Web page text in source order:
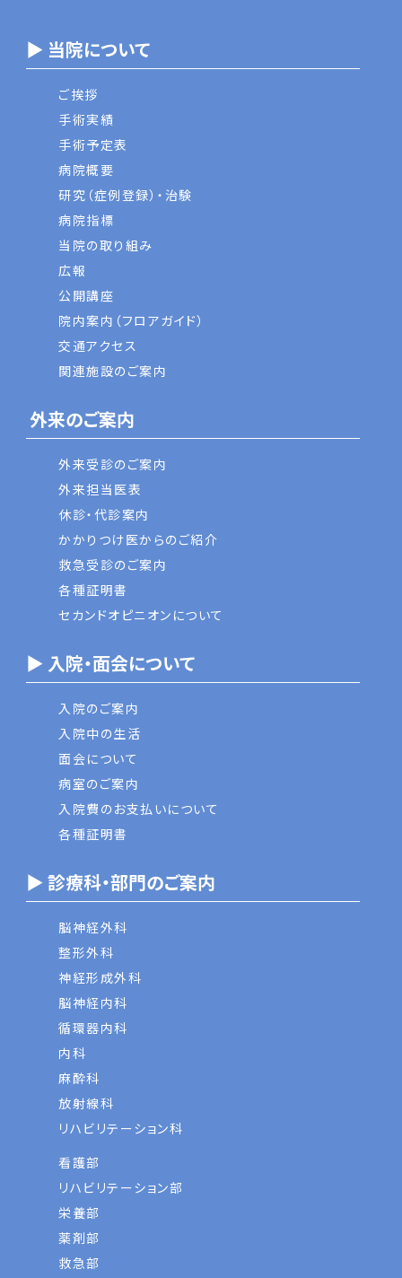
▶ 当院について
ご挨拶
手術実績
手術予定表
病院概要
研究（症例登録）・治験
病院指標
当院の取り組み
広報
公開講座
院内案内（フロアガイド）
交通アクセス
関連施設のご案内
外来のご案内
外来受診のご案内
外来担当医表
休診・代診案内
かかりつけ医からのご紹介
救急受診のご案内
各種証明書
セカンドオピニオンについて
▶ 入院・面会について
入院のご案内
入院中の生活
面会について
病室のご案内
入院費のお支払いについて
各種証明書
▶ 診療科・部門のご案内
脳神経外科
整形外科
神経形成外科
脳神経内科
循環器内科
内科
麻酔科
放射線科
リハビリテーション科
看護部
リハビリテーション部
栄養部
薬剤部
救急部